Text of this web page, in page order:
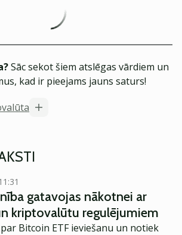
Sāc sekot šiem atslēgas vārdiem un
kad ir pieejams jauns saturs!
gatavojas nākotnei ar
kriptovalūtu regulējumiem
par Bitcoin ETF ieviešanu un notiek